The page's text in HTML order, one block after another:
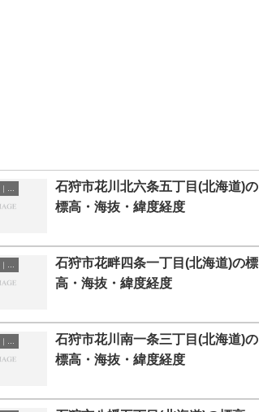
石狩市花川北六条五丁目(北海道)の
標高・海抜・緯度経度
石狩市花畔四条一丁目(北海道)の標
高・海抜・緯度経度
石狩市花川南一条三丁目(北海道)の
標高・海抜・緯度経度